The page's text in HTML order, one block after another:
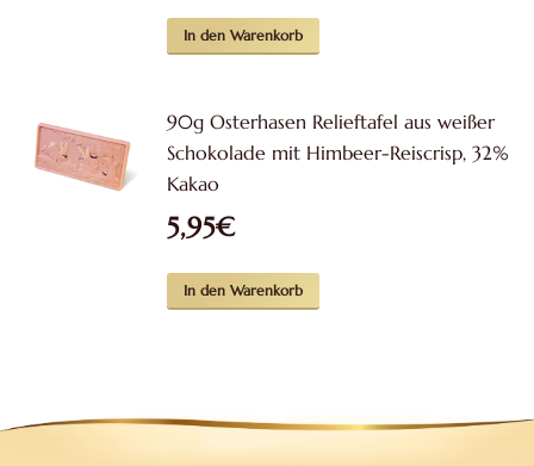
In den Warenkorb
90g Osterhasen Relieftafel aus weißer
Schokolade mit Himbeer-Reiscrisp, 32%
Kakao
5,95€
In den Warenkorb